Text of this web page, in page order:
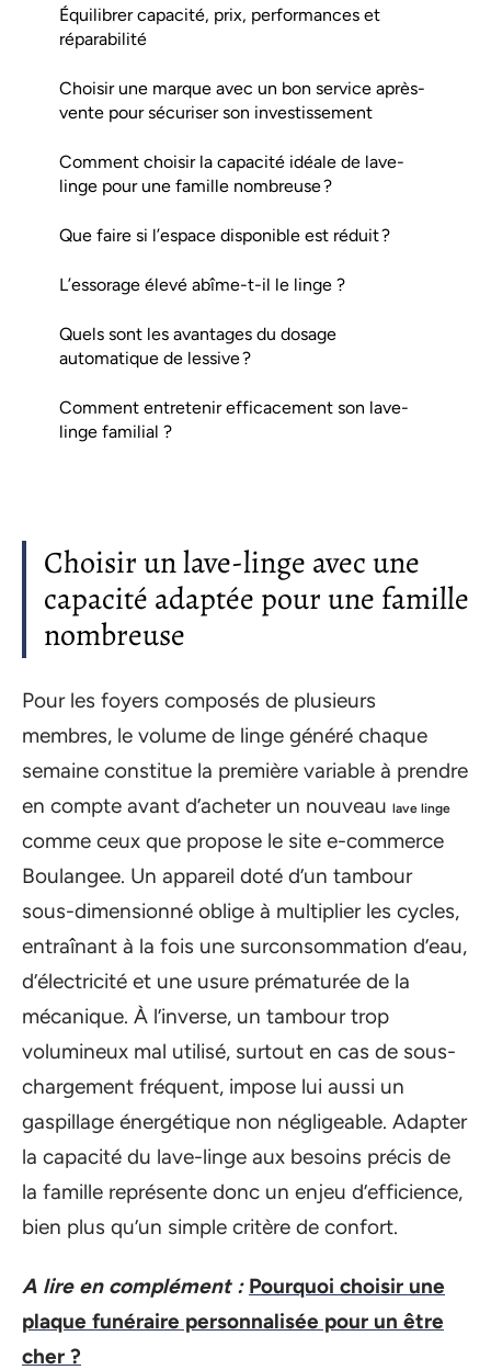
Équilibrer capacité, prix, performances et
réparabilité
Choisir une marque avec un bon service après-
vente pour sécuriser son investissement
Comment choisir la capacité idéale de lave-
linge pour une famille nombreuse ?
Que faire si l’espace disponible est réduit ?
L’essorage élevé abîme-t-il le linge ?
Quels sont les avantages du dosage
automatique de lessive ?
Comment entretenir efficacement son lave-
linge familial ?
Choisir un lave-linge avec une
capacité adaptée pour une famille
nombreuse
Pour les foyers composés de plusieurs
membres, le volume de linge généré chaque
semaine constitue la première variable à prendre
en compte avant d’acheter un nouveau lave linge
comme ceux que propose le site e-commerce
Boulangee. Un appareil doté d’un tambour
sous-dimensionné oblige à multiplier les cycles,
entraînant à la fois une surconsommation d’eau,
d’électricité et une usure prématurée de la
mécanique. À l’inverse, un tambour trop
volumineux mal utilisé, surtout en cas de sous-
chargement fréquent, impose lui aussi un
gaspillage énergétique non négligeable. Adapter
la capacité du lave-linge aux besoins précis de
la famille représente donc un enjeu d’efficience,
bien plus qu’un simple critère de confort.
A lire en complément : Pourquoi choisir une
plaque funéraire personnalisée pour un être
cher ?